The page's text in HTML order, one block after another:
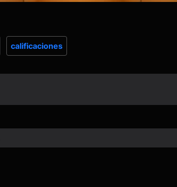
calificaciones